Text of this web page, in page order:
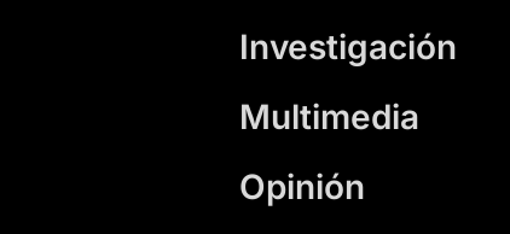
Investigación
Multimedia
Opinión